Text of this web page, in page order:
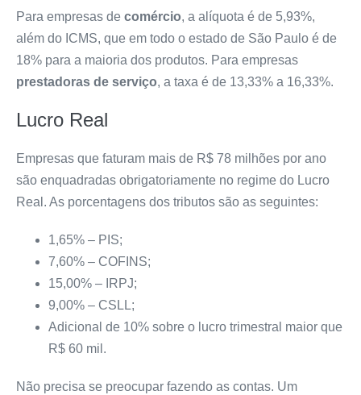
Para empresas de comércio, a alíquota é de 5,93%,
além do ICMS, que em todo o estado de São Paulo é de
18% para a maioria dos produtos. Para empresas
prestadoras de serviço, a taxa é de 13,33% a 16,33%.
Lucro Real
Empresas que faturam mais de R$ 78 milhões por ano
são enquadradas obrigatoriamente no regime do Lucro
Real. As porcentagens dos tributos são as seguintes:
1,65% – PIS;
7,60% – COFINS;
15,00% – IRPJ;
9,00% – CSLL;
Adicional de 10% sobre o lucro trimestral maior que
R$ 60 mil.
Não precisa se preocupar fazendo as contas. Um